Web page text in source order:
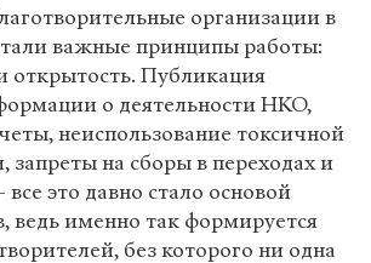
организации в
важные принципы работы:
открытость. Публикация
о деятельности НКО,
неиспользование токсичной
на сборы в переходах и
это давно стало основой
ведь именно так формируется
без которого ни одна